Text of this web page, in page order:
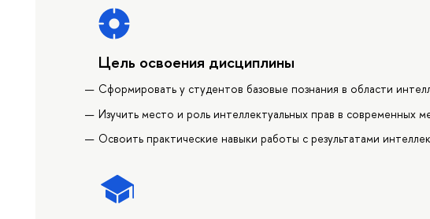
Цель освоения дисциплины
Сформировать у студентов базовые познания в области
Изучить место и роль интеллектуальных прав в современных
Освоить практические навыки работы с результатами